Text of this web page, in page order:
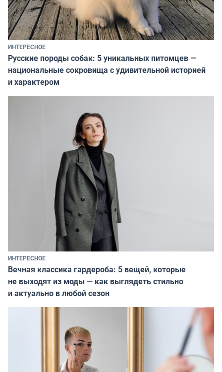
ИНТЕРЕСНОЕ
Русские породы собак: 5 уникальных питомцев —
национальные сокровища с удивительной историей
и характером
ИНТЕРЕСНОЕ
Вечная классика гардероба: 5 вещей, которые
не выходят из моды — как выглядеть стильно
и актуально в любой сезон